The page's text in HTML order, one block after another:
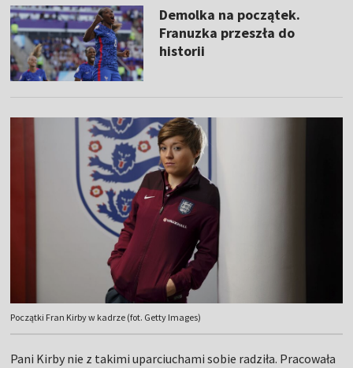
Demolka na początek.
Franuzka przeszła do
historii
Początki Fran Kirby w kadrze (fot. Getty Images)
Pani Kirby nie z takimi uparciuchami sobie radziła. Pracowała